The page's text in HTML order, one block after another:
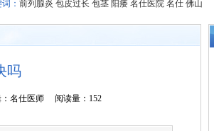
： 前列腺炎 包皮过长 包茎 阳痿 名仕医院 名仕 佛山
吗
：名仕医师 阅读量：152